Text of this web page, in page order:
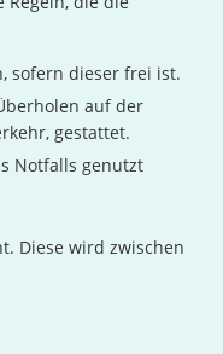
sofern dieser frei ist.
auf der
gestattet.
Notfalls genutzt
Diese wird zwischen